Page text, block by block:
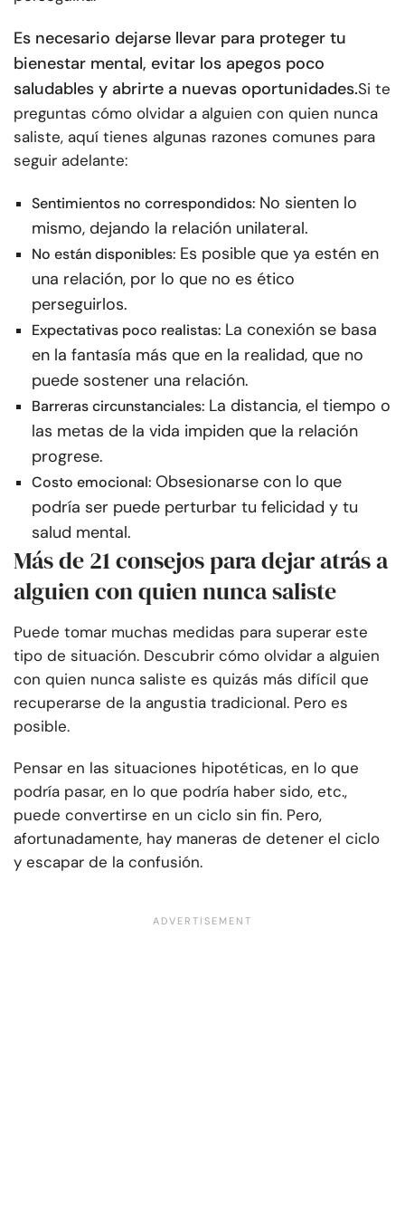
Es necesario dejarse llevar para proteger tu
bienestar mental, evitar los apegos poco
saludables y abrirte a nuevas oportunidades.Si te
preguntas cómo olvidar a alguien con quien nunca
saliste, aquí tienes algunas razones comunes para
seguir adelante:
Sentimientos no correspondidos: No sienten lo
mismo, dejando la relación unilateral.
No están disponibles: Es posible que ya estén en
una relación, por lo que no es ético
perseguirlos.
Expectativas poco realistas: La conexión se basa
en la fantasía más que en la realidad, que no
puede sostener una relación.
Barreras circunstanciales: La distancia, el tiempo o
las metas de la vida impiden que la relación
progrese.
Costo emocional: Obsesionarse con lo que
podría ser puede perturbar tu felicidad y tu
salud mental.
Más de 21 consejos para dejar atrás a
alguien con quien nunca saliste
Puede tomar muchas medidas para superar este
tipo de situación. Descubrir cómo olvidar a alguien
con quien nunca saliste es quizás más difícil que
recuperarse de la angustia tradicional. Pero es
posible.
Pensar en las situaciones hipotéticas, en lo que
podría pasar, en lo que podría haber sido, etc.,
puede convertirse en un ciclo sin fin. Pero,
afortunadamente, hay maneras de detener el ciclo
y escapar de la confusión.